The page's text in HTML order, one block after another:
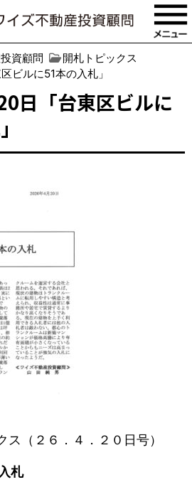
資顧問
開札トピックス
ビルに51本の入札」
日「台東区ビルに
（２６．４．２０日号）
札